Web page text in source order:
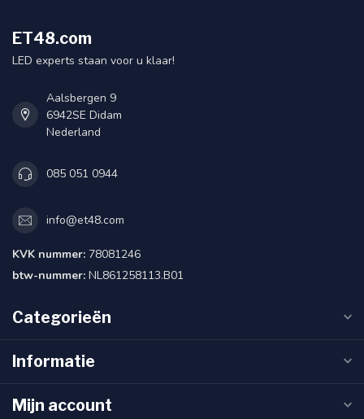
ET48.com
LED experts staan voor u klaar!
Aalsbergen 9
6942SE Didam
Nederland
085 051 0944
info@et48.com
KVK nummer: 78081246
btw-nummer: NL861258113.B01
Categorieën
Informatie
Mijn account